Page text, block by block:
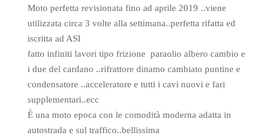
Moto perfetta revisionata fino ad aprile 2019 ..viene
utilizzata circa 3 volte alla settimana..perfetta rifatta ed
iscritta ad ASI
fatto infiniti lavori tipo frizione paraolio albero cambio e
i due del cardano ..rifrattore dinamo cambiato puntine e
condensatore ..acceleratore e tutti i cavi nuovi e fari
supplementari..ecc
È una moto epoca con le comodità moderna adatta in
autostrada e sul traffico..bellissima